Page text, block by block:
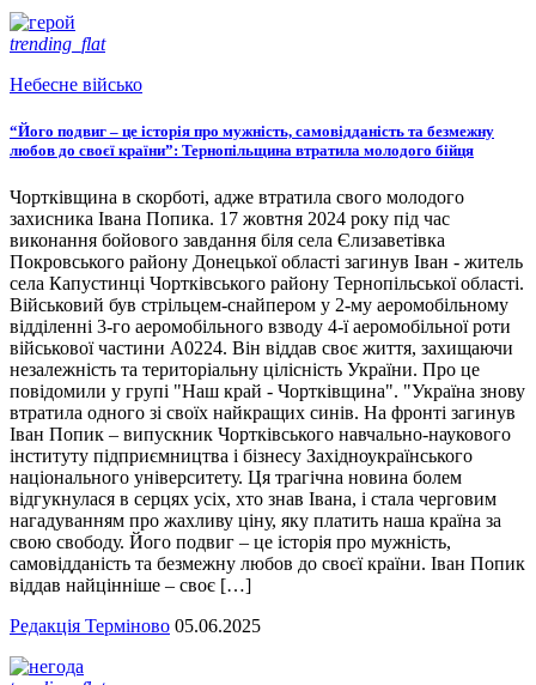
trending_flat
Небесне військо
“Його подвиг – це історія про мужність, самовідданість та безмежну
любов до своєї країни”: Тернопільщина втратила молодого бійця
Чортківщина в скорботі, адже втратила свого молодого
захисника Івана Попика. 17 жовтня 2024 року під час
виконання бойового завдання біля села Єлизаветівка
Покровського району Донецької області загинув Іван - житель
села Капустинці Чортківського району Тернопільської області.
Військовий був стрільцем-снайпером у 2-му аеромобільному
відділенні 3-го аеромобільного взводу 4-ї аеромобільної роти
військової частини А0224. Він віддав своє життя, захищаючи
незалежність та територіальну цілісність України. Про це
повідомили у групі "Наш край - Чортківщина". "Україна знову
втратила одного зі своїх найкращих синів. На фронті загинув
Іван Попик – випускник Чортківського навчально-наукового
інституту підприємництва і бізнесу Західноукраїнського
національного університету. Ця трагічна новина болем
відгукнулася в серцях усіх, хто знав Івана, і стала черговим
нагадуванням про жахливу ціну, яку платить наша країна за
свою свободу. Його подвиг – це історія про мужність,
самовідданість та безмежну любов до своєї країни. Іван Попик
віддав найцінніше – своє […]
Редакція Терміново 05.06.2025